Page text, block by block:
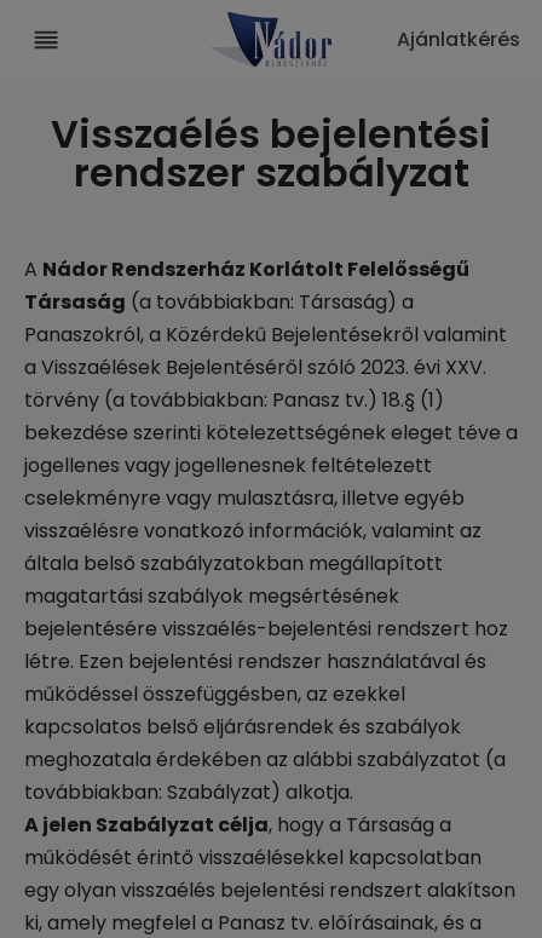
Ajánlatkérés
Visszaélés bejelentési
rendszer szabályzat
A Nádor Rendszerház Korlátolt Felelősségű
Társaság (a továbbiakban: Társaság) a
Panaszokról, a Közérdekű Bejelentésekről valamint
a Visszaélések Bejelentéséről szóló 2023. évi XXV.
törvény (a továbbiakban: Panasz tv.) 18.§ (1)
bekezdése szerinti kötelezettségének eleget téve a
jogellenes vagy jogellenesnek feltételezett
cselekményre vagy mulasztásra, illetve egyéb
visszaélésre vonatkozó információk, valamint az
általa belső szabályzatokban megállapított
magatartási szabályok megsértésének
bejelentésére visszaélés-bejelentési rendszert hoz
létre. Ezen bejelentési rendszer használatával és
működéssel összefüggésben, az ezekkel
kapcsolatos belső eljárásrendek és szabályok
meghozatala érdekében az alábbi szabályzatot (a
továbbiakban: Szabályzat) alkotja.
A jelen Szabályzat célja, hogy a Társaság a
működését érintő visszaélésekkel kapcsolatban
egy olyan visszaélés bejelentési rendszert alakítson
ki, amely megfelel a Panasz tv. előírásainak, és a